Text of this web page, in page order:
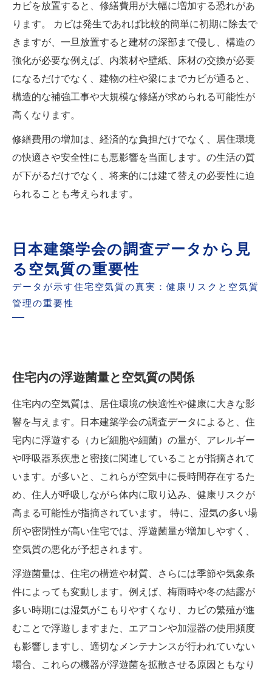
カビを放置すると、修繕費用が大幅に増加する恐れがあ
ります。 カビは発生であれば比較的簡単に初期に除去で
きますが、一旦放置すると建材の深部まで侵し、構造の
強化が必要な例えば、内装材や壁紙、床材の交換が必要
になるだけでなく、建物の柱や梁にまでカビが通ると、
構造的な補強工事や大規模な修繕が求められる可能性が
高くなります。
修繕費用の増加は、経済的な負担だけでなく、居住環境
の快適さや安全性にも悪影響を当面します。の生活の質
が下がるだけでなく、将来的には建て替えの必要性に迫
られることも考えられます。
日本建築学会の調査データから見
る空気質の重要性
データが示す住宅空気質の真実：健康リスクと空気質
管理の重要性
住宅内の浮遊菌量と空気質の関係
住宅内の空気質は、居住環境の快適性や健康に大きな影
響を与えます。日本建築学会の調査データによると、住
宅内に浮遊する（カビ細胞や細菌）の量が、アレルギー
や呼吸器系疾患と密接に関連していることが指摘されて
います。が多いと、これらが空気中に長時間存在するた
め、住人が呼吸しながら体内に取り込み、健康リスクが
高まる可能性が指摘されています。 特に、湿気の多い場
所や密閉性が高い住宅では、浮遊菌量が増加しやすく、
空気質の悪化が予想されます。
浮遊菌量は、住宅の構造や材質、さらには季節や気象条
件によっても変動します。例えば、梅雨時や冬の結露が
多い時期には湿気がこもりやすくなり、カビの繁殖が進
むことで浮遊しますまた、エアコンや加湿器の使用頻度
も影響しますし、適切なメンテナンスが行われていない
場合、これらの機器が浮遊菌を拡散させる原因ともなり